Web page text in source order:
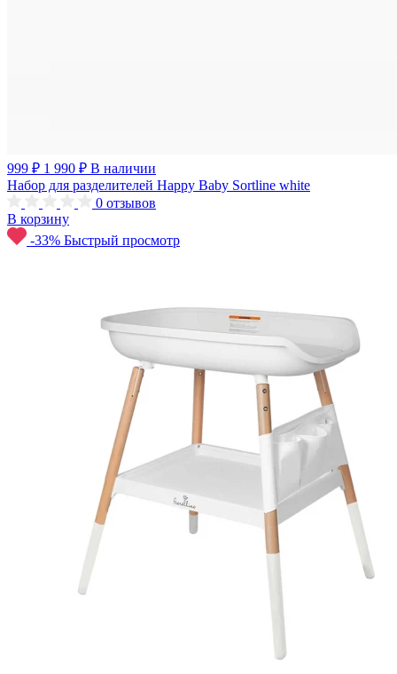
999 ₽ 1 990 ₽ В наличии
Набор для разделителей Happy Baby Sortline white
0 отзывов
В корзину
-33% Быстрый просмотр